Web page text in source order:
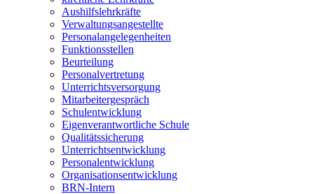
Aushilfslehrkräfte
Verwaltungsangestellte
Personalangelegenheiten
Funktionsstellen
Beurteilung
Personalvertretung
Unterrichtsversorgung
Mitarbeitergespräch
Schulentwicklung
Eigenverantwortliche Schule
Qualitätssicherung
Unterrichtsentwicklung
Personalentwicklung
Organisationsentwicklung
BRN-Intern